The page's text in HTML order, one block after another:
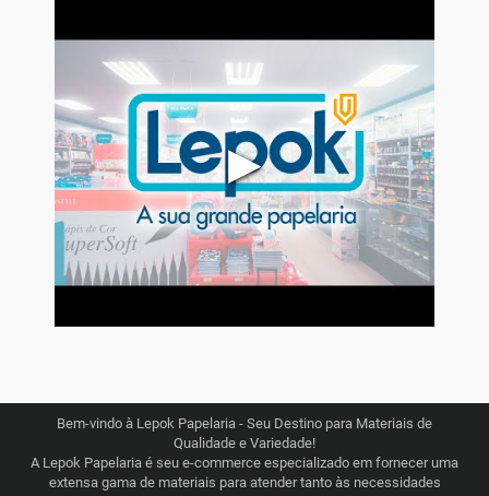
▶
Bem-vindo à Lepok Papelaria - Seu Destino para Materiais de
Qualidade e Variedade!
A Lepok Papelaria é seu e-commerce especializado em fornecer uma
extensa gama de materiais para atender tanto às necessidades